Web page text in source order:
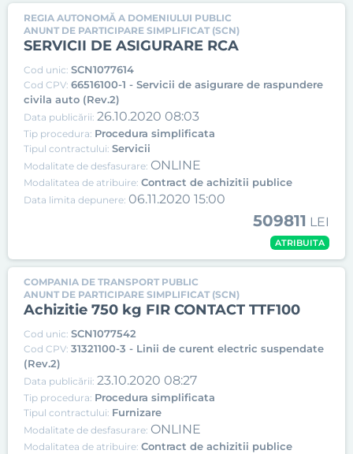
REGIA AUTONOMĂ A DOMENIULUI PUBLIC
ANUNT DE PARTICIPARE SIMPLIFICAT (SCN)
SERVICII DE ASIGURARE RCA
Cod unic: SCN1077614
Cod CPV: 66516100-1 - Servicii de asigurare de raspundere
civila auto (Rev.2)
Data publicării: 26.10.2020 08:03
Tip procedura: Procedura simplificata
Tipul contractului: Servicii
Modalitate de desfasurare: ONLINE
Modalitatea de atribuire: Contract de achizitii publice
Data limita depunere: 06.11.2020 15:00
509811 LEI
ATRIBUITA
COMPANIA DE TRANSPORT PUBLIC
ANUNT DE PARTICIPARE SIMPLIFICAT (SCN)
Achizitie 750 kg FIR CONTACT TTF100
Cod unic: SCN1077542
Cod CPV: 31321100-3 - Linii de curent electric suspendate
(Rev.2)
Data publicării: 23.10.2020 08:27
Tip procedura: Procedura simplificata
Tipul contractului: Furnizare
Modalitate de desfasurare: ONLINE
Modalitatea de atribuire: Contract de achizitii publice